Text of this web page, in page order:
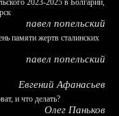
2023-2025 в Болгарии,
павел попельский
памяти жертв сталинских
павел попельский
Евгений Афанасьев
и что делать?
Олег Паньков